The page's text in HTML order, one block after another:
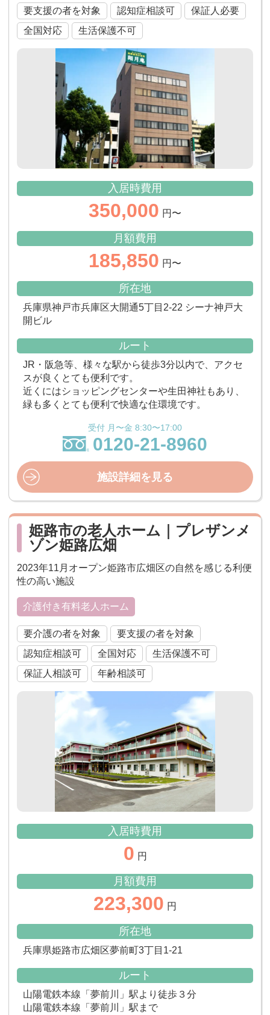
要支援の者を対象 認知症相談可
保証人必要
全国対応
生活保護不可
入居時費用
350,000 円〜
月額費用
185,850 円〜
所在地
兵庫県神戸市兵庫区大開通5丁目2-22 シーナ神戸大
開ビル
ルート
JR・阪急等、様々な駅から徒歩3分以内で、アクセ
スが良くとても便利です。
近くにはショッピングセンターや生田神社もあり、
緑も多くとても便利で快適な住環境です。
受付 月〜金 8:30〜17:00
0120-21-8960
施設詳細を見る
姫路市の老人ホーム｜プレザンメ
ゾン姫路広畑
2023年11月オープン姫路市広畑区の自然を感じる利便
性の高い施設
介護付き有料老人ホーム
要介護の者を対象
要支援の者を対象
認知症相談可
全国対応
生活保護不可
保証人相談可
年齢相談可
入居時費用
0 円
月額費用
223,300 円
所在地
兵庫県姫路市広畑区夢前町3丁目1-21
ルート
山陽電鉄本線「夢前川」駅より徒歩３分
山陽電鉄本線「夢前川」駅まで